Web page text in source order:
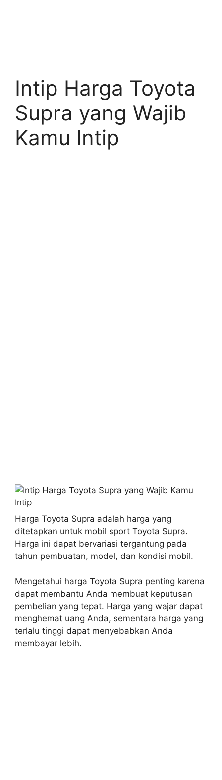
Intip Harga Toyota
Supra yang Wajib
Kamu Intip
Harga Toyota Supra adalah harga yang
ditetapkan untuk mobil sport Toyota Supra.
Harga ini dapat bervariasi tergantung pada
tahun pembuatan, model, dan kondisi mobil.
Mengetahui harga Toyota Supra penting karena
dapat membantu Anda membuat keputusan
pembelian yang tepat. Harga yang wajar dapat
menghemat uang Anda, sementara harga yang
terlalu tinggi dapat menyebabkan Anda
membayar lebih.